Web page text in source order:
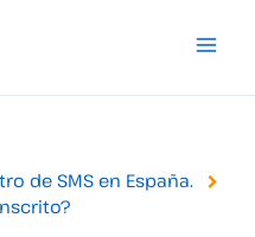
de SMS en España.